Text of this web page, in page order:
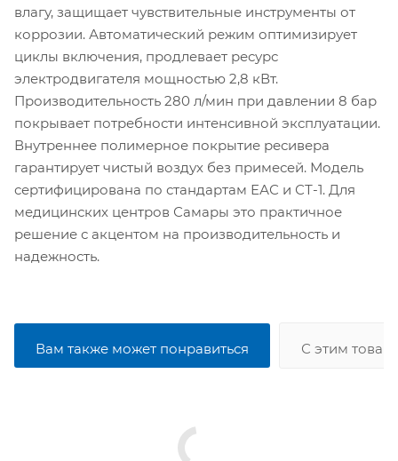
влагу, защищает чувствительные инструменты от
коррозии. Автоматический режим оптимизирует
циклы включения, продлевает ресурс
электродвигателя мощностью 2,8 кВт.
Производительность 280 л/мин при давлении 8 бар
покрывает потребности интенсивной эксплуатации.
Внутреннее полимерное покрытие ресивера
гарантирует чистый воздух без примесей. Модель
сертифицирована по стандартам ЕАС и СТ-1. Для
медицинских центров Самары это практичное
решение с акцентом на производительность и
надежность.
Вам также может понравиться С этим